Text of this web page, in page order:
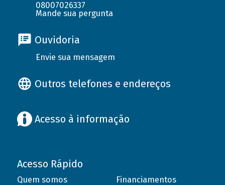
08007026337
Mande sua pergunta
Ouvidoria
Envie sua mensagem
Outros telefones e endereços
Acesso à informação
Acesso Rápido
Quem somos
Financiamentos